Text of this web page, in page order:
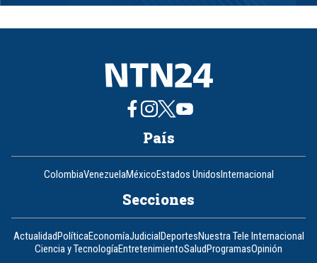
8
País
ColombiaVenezuelaMéxicoEstados UnidosInternacional
Secciones
ActualidadPolíticaEconomíaJudicialDeportesNuestra Tele Internacional
Ciencia y TecnologíaEntretenimientoSaludProgramasOpinión